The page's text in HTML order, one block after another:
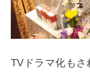
TVドラマ化も